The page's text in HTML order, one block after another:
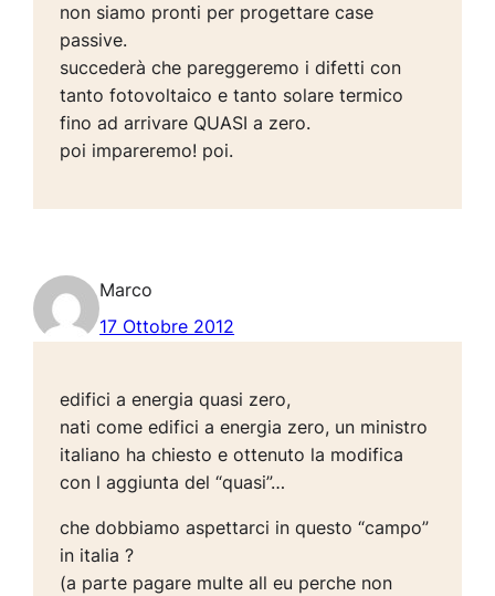
non siamo pronti per progettare case
passive.
succederà che pareggeremo i difetti con
tanto fotovoltaico e tanto solare termico
fino ad arrivare QUASI a zero.
poi impareremo! poi.
Marco
17 Ottobre 2012
edifici a energia quasi zero,
nati come edifici a energia zero, un ministro
italiano ha chiesto e ottenuto la modifica
con l aggiunta del “quasi”…
che dobbiamo aspettarci in questo “campo”
in italia ?
(a parte pagare multe all eu perche non